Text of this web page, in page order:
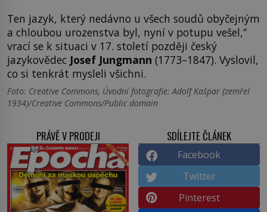
Ten jazyk, který nedávno u všech soudů obyčejným
a chloubou urozenstva byl, nyní v potupu vešel,“
vrací se k situaci v 17. století později český
jazykovědec Josef Jungmann (1773–1847). Vyslovil,
co si tenkrát mysleli všichni.
Foto: Creative Commons, Úvodní fotografie: Adolf Kašpar (zemřel
1934)/Creative Commons/Public domain
PRÁVĚ V PRODEJI SDÍLEJTE ČLÁNEK
Facebook
Twitter
Pinterest